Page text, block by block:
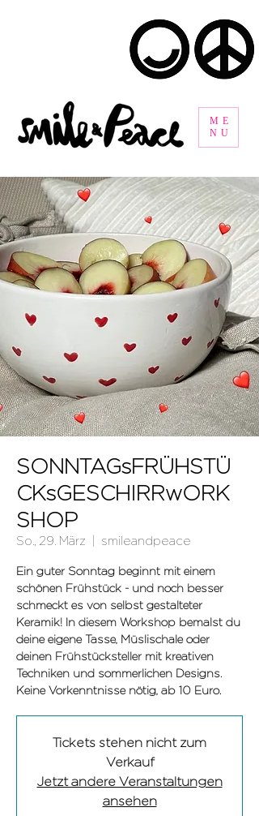
ME
NU
SONNTAGsFRÜHSTÜ
CKsGESCHIRRwORK
SHOP
So., 29. März smileandpeace
Ein guter Sonntag beginnt mit einem
schönen Frühstück - und noch besser
schmeckt es von selbst gestalteter
Keramik! In diesem Workshop bemalst du
deine eigene Tasse, Müslischale oder
deinen Frühstücksteller mit kreativen
Techniken und sommerlichen Designs.
Keine Vorkenntnisse nötig, ab 10 Euro.
Tickets stehen nicht zum
Verkauf
Jetzt andere Veranstaltungen
ansehen